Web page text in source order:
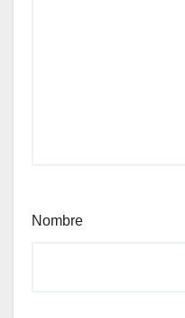
Nombre